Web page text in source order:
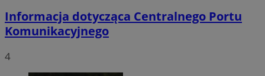
Informacja dotycząca Centralnego Portu
Komunikacyjnego
4